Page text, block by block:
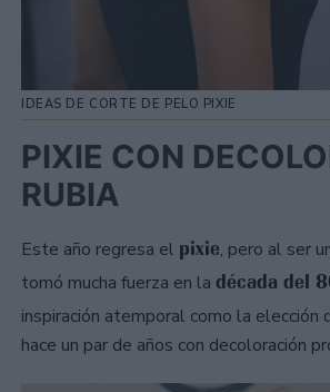
IDEAS DE CORTE DE PELO PIXIE
PIXIE CON
RUBIA
Este año regresa el pixie, pero al ser
tomó mucha fuerza en la década del
inspiración atemporal como la elección
hace un par de años con decoloración